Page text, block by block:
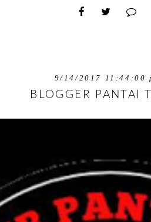
9/14/2017 11:44:00
BLOGGER PANTAI